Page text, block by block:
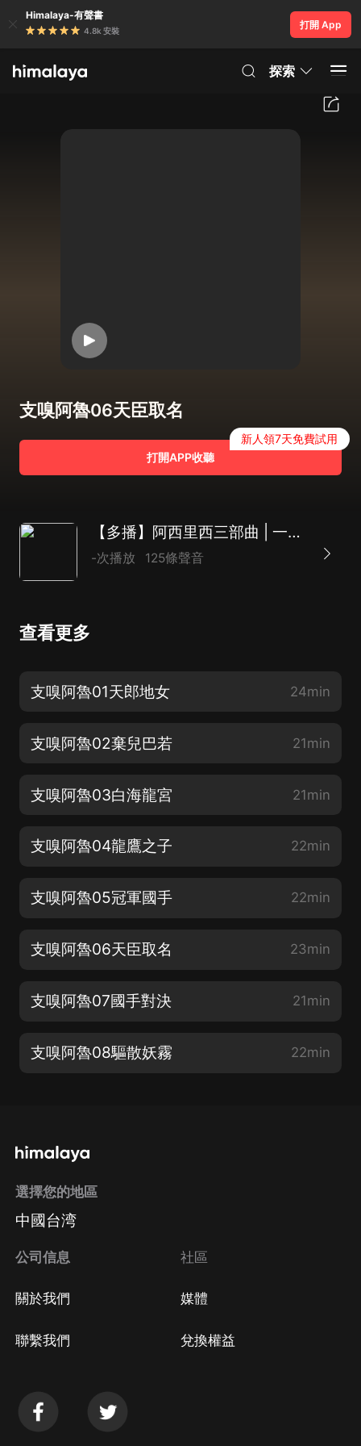
Himalaya-有聲書
4.8k 安裝
打開 App
探索
支嗅阿魯06天臣取名
打開APP收聽
新人領7天免費試用
【多播】阿西里西三部曲 | 一段歷史神話故事
-次播放 125條聲音
查看更多
支嗅阿魯01天郎地女 24min
支嗅阿魯02棄兒巴若 21min
支嗅阿魯03白海龍宮 21min
支嗅阿魯04龍鷹之子 22min
支嗅阿魯05冠軍國手 22min
支嗅阿魯06天臣取名 23min
支嗅阿魯07國手對決 21min
支嗅阿魯08驅散妖霧 22min
選擇您的地區
中國台湾
公司信息
關於我們
聯繫我們
社區
媒體
兌換權益